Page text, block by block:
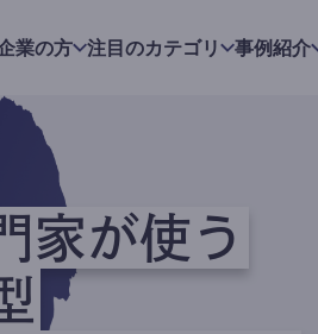
業の方 注目のカテゴリ 事例紹介
家が使う